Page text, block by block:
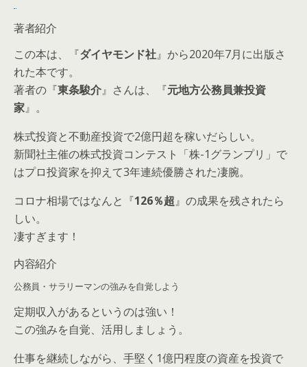
著者紹介
この本は、『ダイヤモンド社』から2020年7月に出版さ
れた本です。
著者の『東条駿介』さんは、『元地方公務員兼投資
家』。
株式投資と不動産投資で2億円超を稼いだらしい。
新聞社主催の株式投資コンテスト「株-1グランプリ」で
はプロ投資家を抑えて3年連続優勝された凄腕。
コロナ相場ではなんと『126％超』の成果を残されたら
しい。
凄すぎます！
内容紹介
公務員・サラリーマンの強みを自覚しよう
定期収入があるというのは強い！
この強みを自覚、活用しましょう。
仕事を継続しながら、手堅く1億円程度の資産を投資で